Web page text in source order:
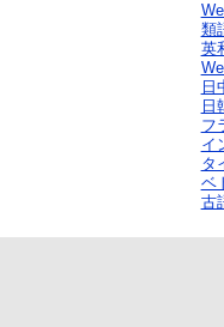
類
英
日
日
フ
イ
タ
ベ
古